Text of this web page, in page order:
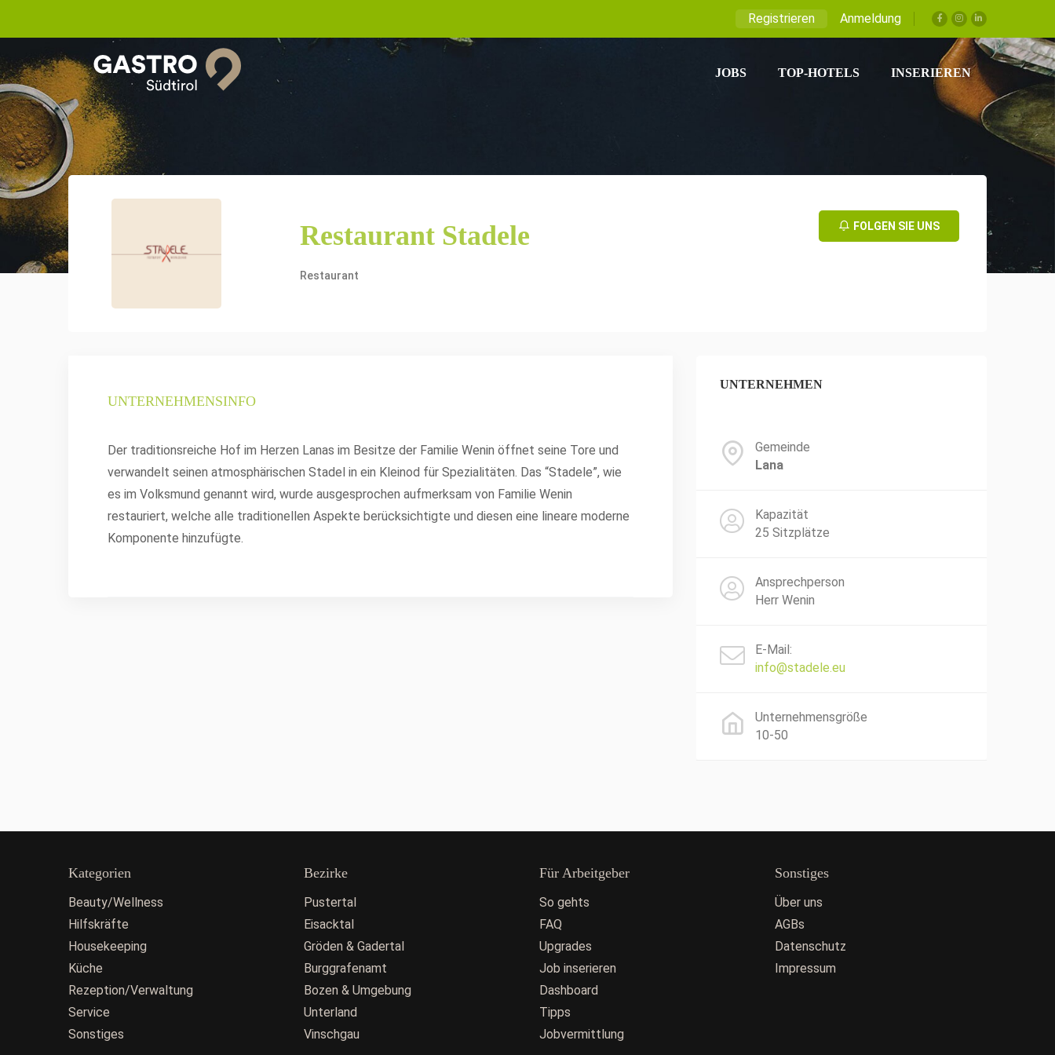
Registrieren Anmeldung
JOBS TOP-HOTELS INSERIEREN
Restaurant Stadele
Restaurant
FOLGEN SIE UNS
UNTERNEHMENSINFO
Der traditionsreiche Hof im Herzen Lanas im Besitze der Familie Wenin öffnet seine Tore und
verwandelt seinen atmosphärischen Stadel in ein Kleinod für Spezialitäten. Das “Stadele”, wie
es im Volksmund genannt wird, wurde ausgesprochen aufmerksam von Familie Wenin
restauriert, welche alle traditionellen Aspekte berücksichtigte und diesen eine lineare moderne
Komponente hinzufügte.
UNTERNEHMEN
Gemeinde
Lana
Kapazität
25 Sitzplätze
Ansprechperson
Herr Wenin
E-Mail:
info@stadele.eu
Unternehmensgröße
10-50
Kategorien
Beauty/Wellness
Hilfskräfte
Housekeeping
Küche
Rezeption/Verwaltung
Service
Sonstiges
Bezirke
Pustertal
Eisacktal
Gröden & Gadertal
Burggrafenamt
Bozen & Umgebung
Unterland
Vinschgau
Für Arbeitgeber
So gehts
FAQ
Upgrades
Job inserieren
Dashboard
Tipps
Jobvermittlung
Sonstiges
Über uns
AGBs
Datenschutz
Impressum